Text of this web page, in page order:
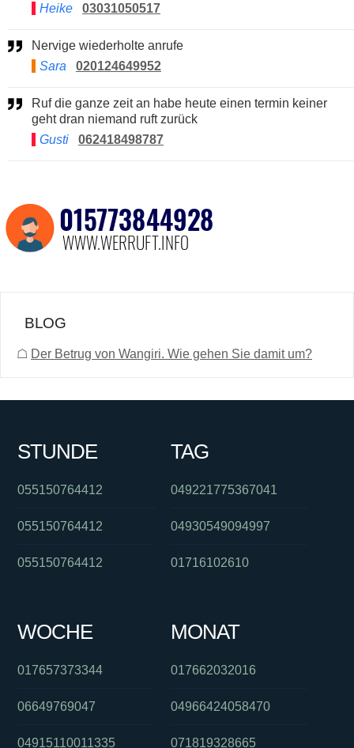
Heike
03031050517
Nervige wiederholte anrufe
Sara
020124649952
Ruf die ganze zeit an habe heute einen termin keiner
geht dran niemand ruft zurück
Gusti
062418498787
BLOG
☖ Der Betrug von Wangiri. Wie gehen Sie damit um?
STUNDE
055150764412
055150764412
055150764412
TAG
049221775367041
04930549094997
01716102610
WOCHE
017657373344
06649769047
04915110011335
MONAT
017662032016
04966424058470
071819328665